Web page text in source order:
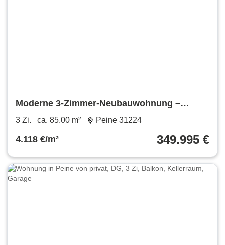
Moderne 3-Zimmer-Neubauwohnung –
schlüsselfertig
3 Zi. ca. 85,00 m² Peine 31224
4.118 €/m² 349.995 €